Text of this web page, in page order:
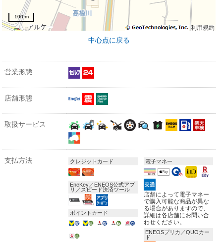
利用規約
100 m
中心点に戻る
営業形態
店舗形態
取扱サービス
支払方法 クレジットカード
EneKey／ENEOS公式アプ
リ／スピード決済ツール
ポイントカード
電子マネー
店舗によって電子マネー
で購入可能な商品が異な
る場合がありますので、
詳細は各店舗にお問い合
わせください。
ENEOSプリカ／QUOカー
ド